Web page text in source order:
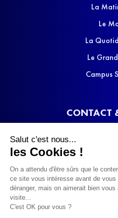
Salut c'est nous...
les Cookies !
On a attendu d'être sûrs que le
ce site vous intéresse avant de vous
déranger, mais on aimerait bien
visite...
C'est OK pour vous ?
La
Le
La
Le
Campus
CONTACT